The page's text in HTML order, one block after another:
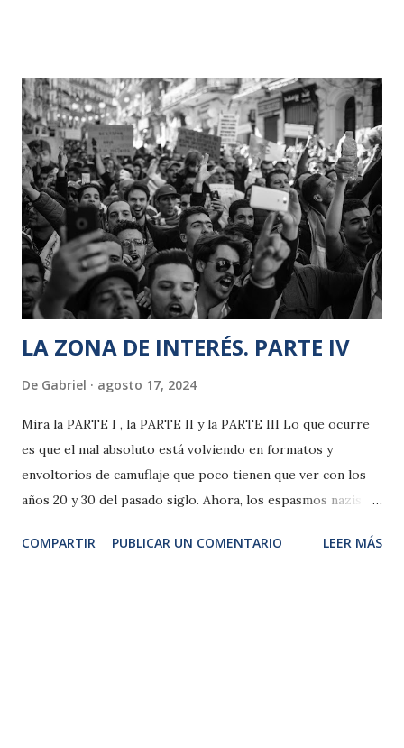
conseguirlo: dieta restrictiva estricta y conductas
purgativas (vómitos autoinducidos, abuso de laxantes, uso
de diuréticos, etc.). Consecuencia: pérdida de peso,
amenorrea, estreñimiento, dolor abdominal. Bulimia
Nerviosa (BN) Se caracteriza por episodios de atracones
(ingesta voraz e incontrolada), en los cuales se ingiere una
gran cantidad de alimento en poco espacio de tiempo y
generalmente en secreto. Las personas afectadas intentan
compensar los efectos de la sobre ingesta median...
LA ZONA DE INTERÉS. PARTE IV
De Gabriel agosto 17, 2024
Mira la PARTE I , la PARTE II y la PARTE III Lo que ocurre
es que el mal absoluto está volviendo en formatos y
envoltorios de camuflaje que poco tienen que ver con los
años 20 y 30 del pasado siglo. Ahora, los espasmos nazis y
las redes, se enojan si se les llama por su nombre y admiten,
COMPARTIR PUBLICAR UN COMENTARIO LEER MÁS